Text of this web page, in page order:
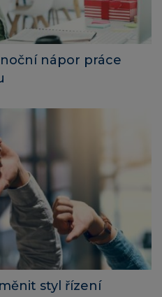
nápor práce
styl řízení